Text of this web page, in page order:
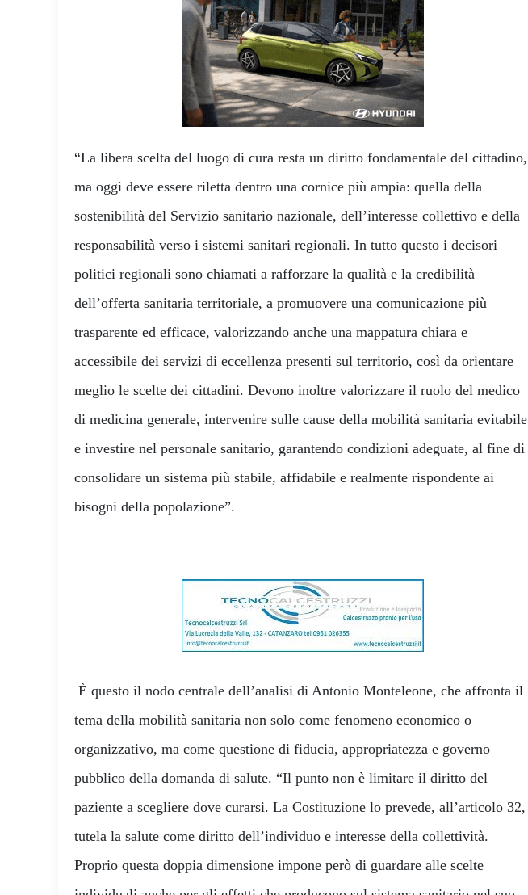
“La libera scelta del luogo di cura resta un diritto fondamentale del cittadino,
ma oggi deve essere riletta dentro una cornice più ampia: quella della
sostenibilità del Servizio sanitario nazionale, dell’interesse collettivo e della
responsabilità verso i sistemi sanitari regionali. In tutto questo i decisori
politici regionali sono chiamati a rafforzare la qualità e la credibilità
dell’offerta sanitaria territoriale, a promuovere una comunicazione più
trasparente ed efficace, valorizzando anche una mappatura chiara e
accessibile dei servizi di eccellenza presenti sul territorio, così da orientare
meglio le scelte dei cittadini. Devono inoltre valorizzare il ruolo del medico
di medicina generale, intervenire sulle cause della mobilità sanitaria evitabile
e investire nel personale sanitario, garantendo condizioni adeguate, al fine di
consolidare un sistema più stabile, affidabile e realmente rispondente ai
bisogni della popolazione”.
È questo il nodo centrale dell’analisi di Antonio Monteleone, che affronta il
tema della mobilità sanitaria non solo come fenomeno economico o
organizzativo, ma come questione di fiducia, appropriatezza e governo
pubblico della domanda di salute. “Il punto non è limitare il diritto del
paziente a scegliere dove curarsi. La Costituzione lo prevede, all’articolo 32,
tutela la salute come diritto dell’individuo e interesse della collettività.
Proprio questa doppia dimensione impone però di guardare alle scelte